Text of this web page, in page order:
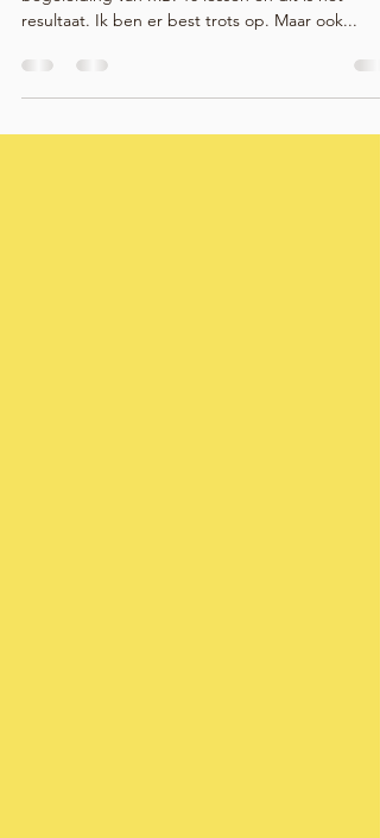
Vandaag mijn eerste kunstwerk afgemaakt onder
resultaat. Ik ben er best trots op. Maar ook...